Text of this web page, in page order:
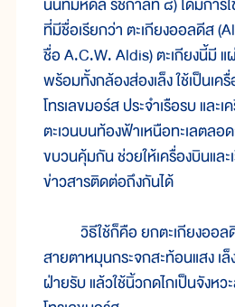
นันทมหิดล รัชกาลที่ ๘) ได้มีกา
ที่มีชื่อเรียกว่า ตะเกียงออลดีส
ชื่อ A.C.W. Aldis) ตะเกียงนี้มี
พร้อมทั้งกล้องส่องเล็ง ใช้เป็น
โทรเลขมอร์ส ประจำเรือรบ และ
ตะเวนบนท้องฟ้าเหนือทะเลตล
ขบวนคุ้มกัน ช่วยให้เครื่องบินและ
ข่าวสารติดต่อถึงกันได้
วิธีใช้ก็คือ ยกตะเกียงออลดี
สายตาหมุนกระจกสะท้อนแสง เล็
ฝ่ายรับ แล้วใช้นิ้วกดไกเป็นจังห